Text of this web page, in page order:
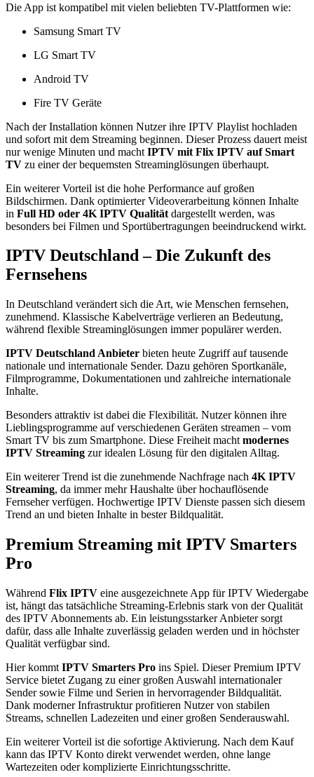
Die App ist kompatibel mit vielen beliebten TV-Plattformen wie:
Samsung Smart TV
LG Smart TV
Android TV
Fire TV Geräte
Nach der Installation können Nutzer ihre IPTV Playlist hochladen
und sofort mit dem Streaming beginnen. Dieser Prozess dauert meist
nur wenige Minuten und macht IPTV mit Flix IPTV auf Smart
TV zu einer der bequemsten Streaminglösungen überhaupt.
Ein weiterer Vorteil ist die hohe Performance auf großen
Bildschirmen. Dank optimierter Videoverarbeitung können Inhalte
in Full HD oder 4K IPTV Qualität dargestellt werden, was
besonders bei Filmen und Sportübertragungen beeindruckend wirkt.
IPTV Deutschland – Die Zukunft des
Fernsehens
In Deutschland verändert sich die Art, wie Menschen fernsehen,
zunehmend. Klassische Kabelverträge verlieren an Bedeutung,
während flexible Streaminglösungen immer populärer werden.
IPTV Deutschland Anbieter bieten heute Zugriff auf tausende
nationale und internationale Sender. Dazu gehören Sportkanäle,
Filmprogramme, Dokumentationen und zahlreiche internationale
Inhalte.
Besonders attraktiv ist dabei die Flexibilität. Nutzer können ihre
Lieblingsprogramme auf verschiedenen Geräten streamen – vom
Smart TV bis zum Smartphone. Diese Freiheit macht modernes
IPTV Streaming zur idealen Lösung für den digitalen Alltag.
Ein weiterer Trend ist die zunehmende Nachfrage nach 4K IPTV
Streaming, da immer mehr Haushalte über hochauflösende
Fernseher verfügen. Hochwertige IPTV Dienste passen sich diesem
Trend an und bieten Inhalte in bester Bildqualität.
Premium Streaming mit IPTV Smarters
Pro
Während Flix IPTV eine ausgezeichnete App für IPTV Wiedergabe
ist, hängt das tatsächliche Streaming-Erlebnis stark von der Qualität
des IPTV Abonnements ab. Ein leistungsstarker Anbieter sorgt
dafür, dass alle Inhalte zuverlässig geladen werden und in höchster
Qualität verfügbar sind.
Hier kommt IPTV Smarters Pro ins Spiel. Dieser Premium IPTV
Service bietet Zugang zu einer großen Auswahl internationaler
Sender sowie Filme und Serien in hervorragender Bildqualität.
Dank moderner Infrastruktur profitieren Nutzer von stabilen
Streams, schnellen Ladezeiten und einer großen Senderauswahl.
Ein weiterer Vorteil ist die sofortige Aktivierung. Nach dem Kauf
kann das IPTV Konto direkt verwendet werden, ohne lange
Wartezeiten oder komplizierte Einrichtungsschritte.